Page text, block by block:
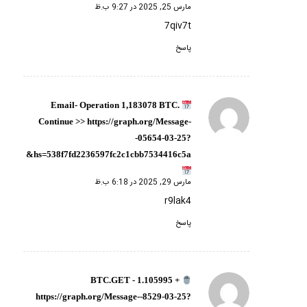
مارس 25, 2025 در 9:27 ب.ظ
7qiv7t
پاسخ
Email- Operation 1,183078 BTC.
Continue >> https://graph.org/Message-
-05654-03-25?
hs=538f7fd2236597fc2c1cbb7534416c5a&
گفته:
مارس 29, 2025 در 6:18 ب.ظ
r9lak4
پاسخ
+ 1.105995 BTC.GET -
https://graph.org/Message--8529-03-25?
گفته: